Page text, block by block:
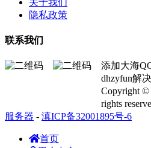
隐私政策
联系我们
添加大海
dhzyfun解
Copyright ©
rights
服务器 - 滇ICP备32001895号-6
首页